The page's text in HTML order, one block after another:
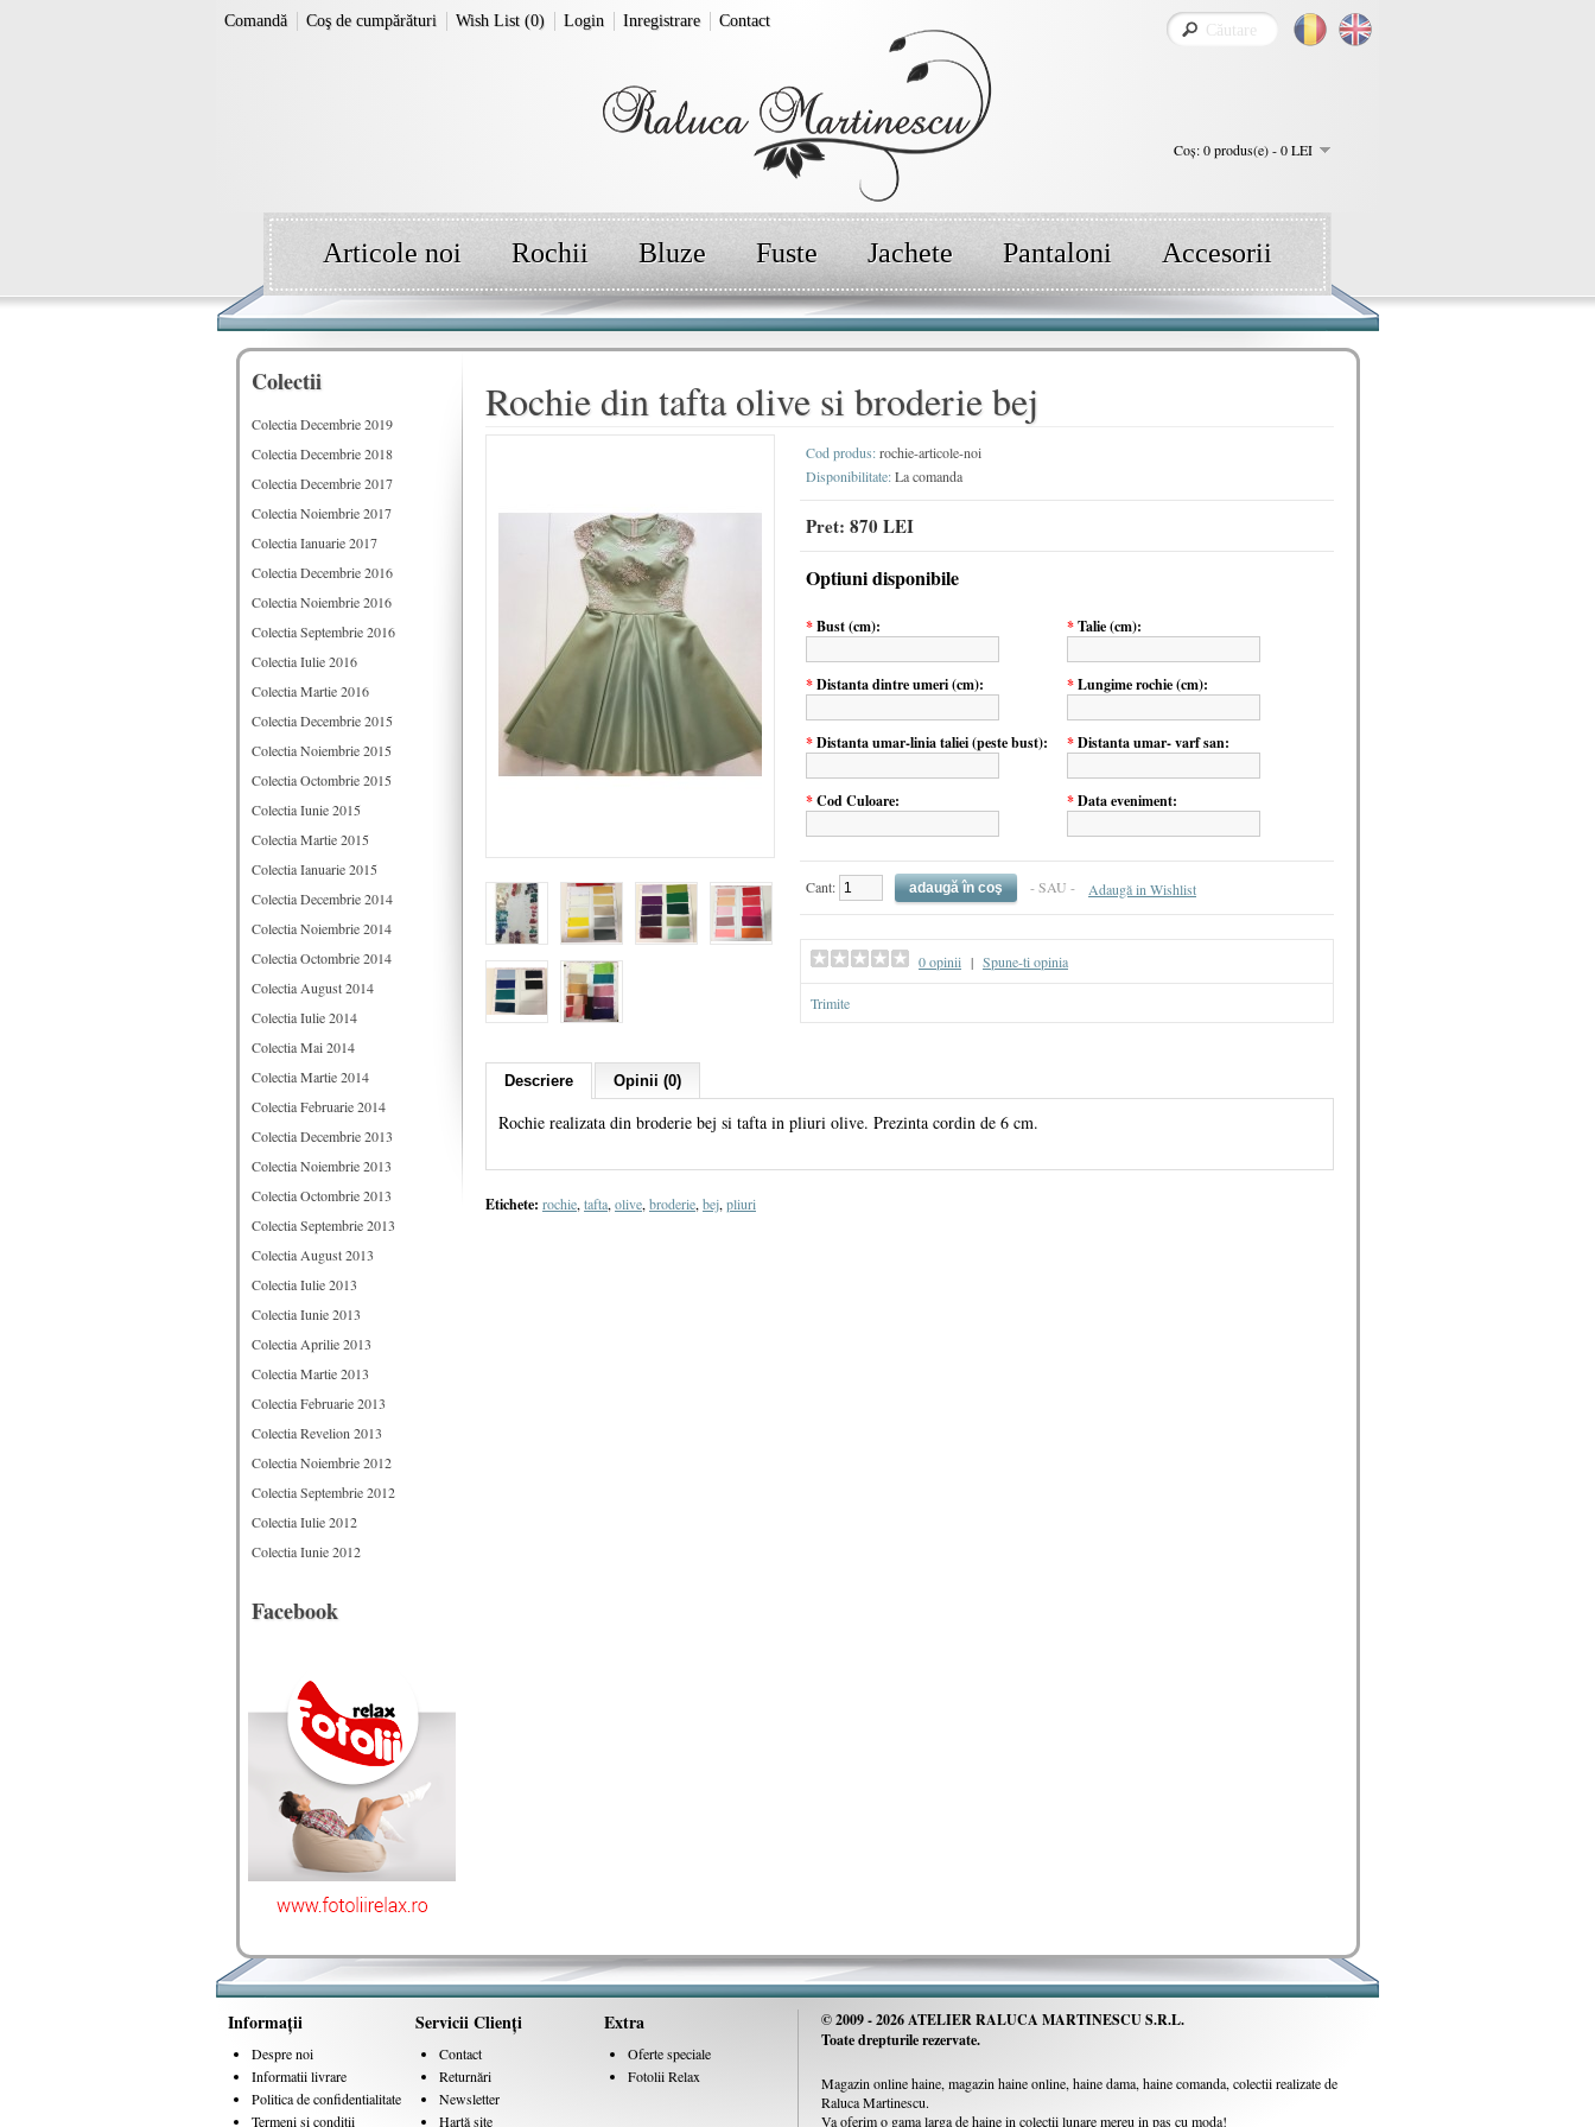
Coş: 0 produs(e) - 0 LEI
Comandă Coş de cumpărături Wish List (0) Login Inregistrare Contact
Articole noi Rochii Bluze Fuste Jachete Pantaloni Accesorii
Colectii
Colectia Decembrie 2019
Colectia Decembrie 2018
Colectia Decembrie 2017
Colectia Noiembrie 2017
Colectia Ianuarie 2017
Colectia Decembrie 2016
Colectia Noiembrie 2016
Colectia Septembrie 2016
Colectia Iulie 2016
Colectia Martie 2016
Colectia Decembrie 2015
Colectia Noiembrie 2015
Colectia Octombrie 2015
Colectia Iunie 2015
Colectia Martie 2015
Colectia Ianuarie 2015
Colectia Decembrie 2014
Colectia Noiembrie 2014
Colectia Octombrie 2014
Colectia August 2014
Colectia Iulie 2014
Colectia Mai 2014
Colectia Martie 2014
Colectia Februarie 2014
Colectia Decembrie 2013
Colectia Noiembrie 2013
Colectia Octombrie 2013
Colectia Septembrie 2013
Colectia August 2013
Colectia Iulie 2013
Colectia Iunie 2013
Colectia Aprilie 2013
Colectia Martie 2013
Colectia Februarie 2013
Colectia Revelion 2013
Colectia Noiembrie 2012
Colectia Septembrie 2012
Colectia Iulie 2012
Colectia Iunie 2012
Facebook
Rochie din tafta olive si broderie bej
Cod produs:rochie-articole-noi
Disponibilitate:La comanda
Pret:870 LEI
Optiuni disponibile
*Bust (cm): *Talie (cm):
*Distanta dintre umeri (cm): *Lungime rochie (cm):
*Distanta umar-linia taliei (peste bust): *Distanta umar- varf san:
*Cod Culoare: *Data eveniment:
Cant: - SAU - Adaugă in Wishlist
0 opinii |Spune-ti opinia
Trimite
Descriere Opinii (0)
Rochie realizata din broderie bej si tafta in pliuri olive. Prezinta cordin de 6 cm.
Etichete: rochie,tafta,olive,broderie,bej,pliuri
Informaţii
Despre noi
Informatii livrare
Politica de confidentialitate
Termeni si conditii
Servicii Clienţi
Contact
Returnări
Newsletter
Hartă site
Extra
Oferte speciale
Fotolii Relax
© 2009 -2026 ATELIER RALUCA MARTINESCU S.R.L.
Toate drepturile rezervate.
Magazin online haine, magazin haine online, haine dama, haine comanda, colectii realizate de
Raluca Martinescu.
Va oferim o gama larga de haine in colectii lunare mereu in pas cu moda!